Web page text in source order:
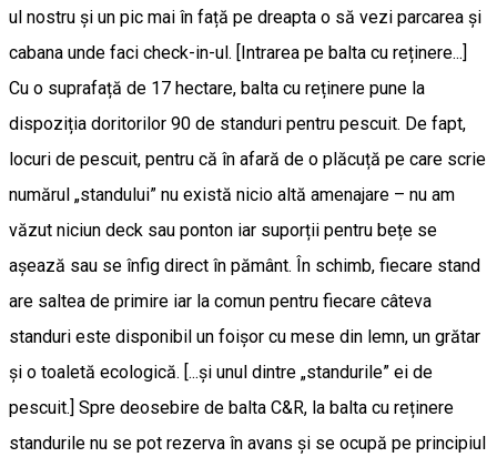
ul nostru și un pic mai în față pe dreapta o să vezi parcarea și
cabana unde faci check-in-ul. [Intrarea pe balta cu reținere...]
Cu o suprafață de 17 hectare, balta cu reținere pune la
dispoziția doritorilor 90 de standuri pentru pescuit. De fapt,
locuri de pescuit, pentru că în afară de o plăcuță pe care scrie
numărul „standului” nu există nicio altă amenajare – nu am
văzut niciun deck sau ponton iar suporții pentru bețe se
așează sau se înfig direct în pământ. În schimb, fiecare stand
are saltea de primire iar la comun pentru fiecare câteva
standuri este disponibil un foișor cu mese din lemn, un grătar
și o toaletă ecologică. [...și unul dintre „standurile” ei de
pescuit.] Spre deosebire de balta C&R, la balta cu reținere
standurile nu se pot rezerva în avans și se ocupă pe principiul